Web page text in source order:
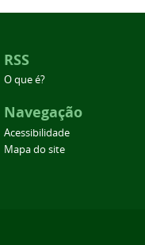
RSS
O que é?
Navegação
Acessibilidade
Mapa do site